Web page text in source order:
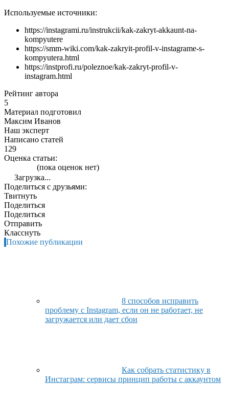
Используемые источники:
https://instagrami.ru/instrukcii/kak-zakryt-akkaunt-na-
kompyutere
https://smm-wiki.com/kak-zakryit-profil-v-instagrame-s-
kompyutera.html
https://instprofi.ru/poleznoe/kak-zakryt-profil-v-
instagram.html
Рейтинг автора
5
Материал подготовил
Максим Иванов
Наш эксперт
Написано статей
129
Оценка статьи:
(пока оценок нет)
Загрузка...
Поделиться с друзьями:
Твитнуть
Поделиться
Поделиться
Отправить
Класснуть
Похожие публикации
8 способов исправить
проблему с Instagram, если он не работает, не
загружается или дает сбои
Как собрать статистику в
Инстаграм: сервисы принцип работы с аккаунтом